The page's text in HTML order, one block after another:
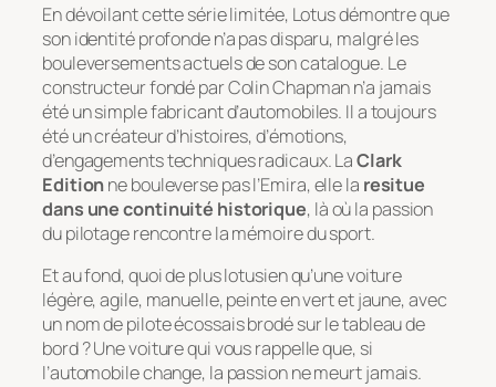
En dévoilant cette série limitée, Lotus démontre que
son identité profonde n’a pas disparu, malgré les
bouleversements actuels de son catalogue. Le
constructeur fondé par Colin Chapman n’a jamais
été un simple fabricant d’automobiles. Il a toujours
été un créateur d’histoires, d’émotions,
d’engagements techniques radicaux. LaClark
Editionne bouleverse pas l’Emira, elle la resitue
dans une continuité historique, là où la passion
du pilotage rencontre la mémoire du sport.
Et au fond, quoi de plus lotusien qu’une voiture
légère, agile, manuelle, peinte en vert et jaune, avec
un nom de pilote écossais brodé sur le tableau de
bord ? Une voiture qui vous rappelle que, si
l’automobile change, la passion ne meurt jamais.